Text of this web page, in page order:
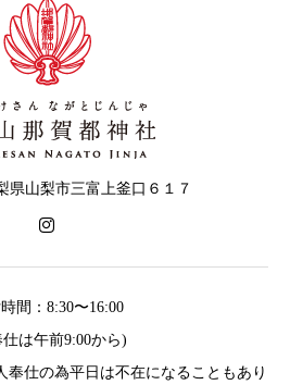
県山梨市三富上釜口６１７
間：8:30〜16:00
は午前9:00から)
仕の為平日は不在になることもあり